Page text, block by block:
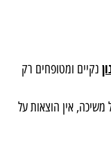
נקיים ומטופחים רק
משיכה, אין הוצאות על